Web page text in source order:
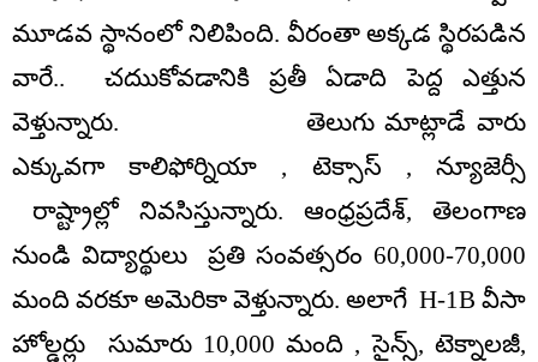
మూడవ స్థానంలో నిలిపింది. వీరంతా అక్కడ స్థిరపడిన
వారే.. చదుుకోవడానికి ప్రతీ ఏడాది పెద్ద ఎత్తున
వెళ్తున్నారు. తెలుగు మాట్లాడే వారు
ఎక్కువగా కాలిఫోర్నియా , టెక్సాస్ , న్యూజెర్సీ
రాష్ట్రాల్లో నివసిస్తున్నారు. ఆంధ్రప్రదేశ్, తెలంగాణ
నుండి విద్యార్థులు ప్రతి సంవత్సరం 60,000-70,000
మంది వరకూ అమెరికా వెళ్తున్నారు. అలాగే H-1B వీసా
హోల్డర్లు సుమారు 10,000 మంది , సైన్స్, టెక్నాలజీ,